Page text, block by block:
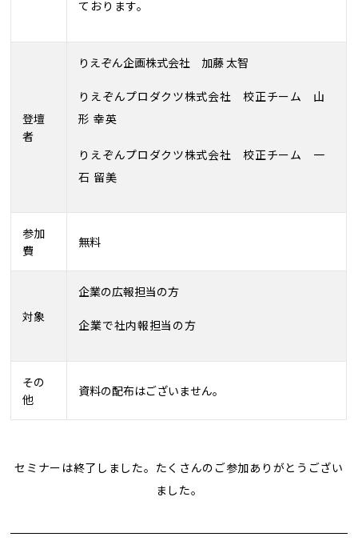
ております。
登壇
者
りえぞん企画株式会社 加藤 太智
りえぞんプロダクツ株式会社 校正チーム 山
形 幸英
りえぞんプロダクツ株式会社 校正チーム 一
石 留美
参加
費
無料
対象
企業の広報担当の方
企業で社内報担当の方
その
他
資料の配布はございません。
セミナーは終了しました。たくさんのご参加ありがとうござい
ました。